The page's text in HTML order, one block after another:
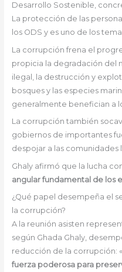
Desarrollo Sostenible,
La protección de las
los ODS y es uno de los
La corrupción frena el
propicia la degradación del
ilegal, la destrucción y
bosques y las especies
generalmente benefician a
La corrupción también
gobiernos de importantes
despojar a las comunidades
Ghaly afirmó que la lucha
angular fundamental de los
¿Qué papel desempeña el
la corrupción?
A la reunión asisten
según Ghada Ghaly,
reducción de la corrupción: «
fuerza poderosa para